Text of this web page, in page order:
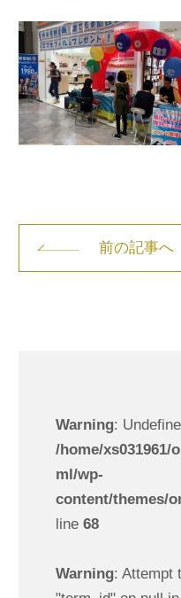
前の記事へ
Warning:
/home/xs031961/
ml/wp-
content/themes/
line 68
Warning: Attempt